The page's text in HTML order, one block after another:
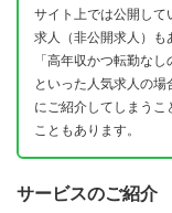
サイト上では公開して
求人（非公開求人）も
「高年収かつ転勤な
といった人気求人の
にご紹介してしまう
こともあります。
サービスのご紹介